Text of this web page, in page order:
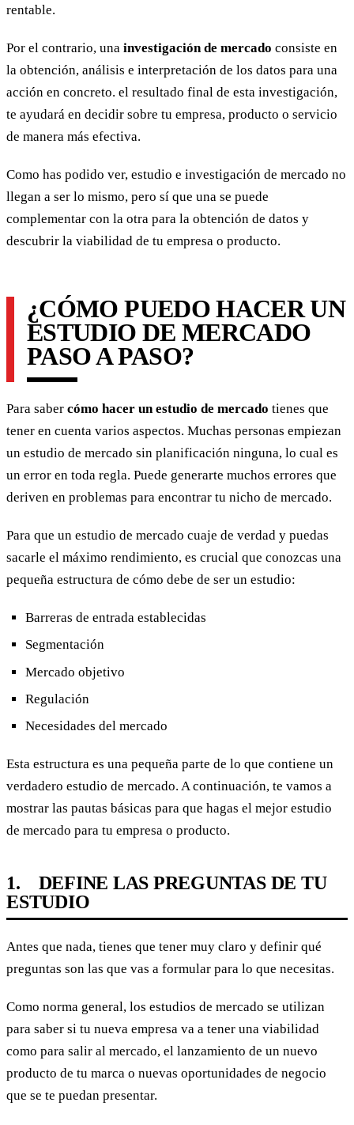
rentable.
Por el contrario, una investigación de mercado consiste en
la obtención, análisis e interpretación de los datos para una
acción en concreto. el resultado final de esta investigación,
te ayudará en decidir sobre tu empresa, producto o servicio
de manera más efectiva.
Como has podido ver, estudio e investigación de mercado no
llegan a ser lo mismo, pero sí que una se puede
complementar con la otra para la obtención de datos y
descubrir la viabilidad de tu empresa o producto.
¿CÓMO PUEDO HACER UN
ESTUDIO DE MERCADO
PASO A PASO?
Para saber cómo hacer un estudio de mercado tienes que
tener en cuenta varios aspectos. Muchas personas empiezan
un estudio de mercado sin planificación ninguna, lo cual es
un error en toda regla. Puede generarte muchos errores que
deriven en problemas para encontrar tu nicho de mercado.
Para que un estudio de mercado cuaje de verdad y puedas
sacarle el máximo rendimiento, es crucial que conozcas una
pequeña estructura de cómo debe de ser un estudio:
Barreras de entrada establecidas
Segmentación
Mercado objetivo
Regulación
Necesidades del mercado
Esta estructura es una pequeña parte de lo que contiene un
verdadero estudio de mercado. A continuación, te vamos a
mostrar las pautas básicas para que hagas el mejor estudio
de mercado para tu empresa o producto.
1. DEFINE LAS PREGUNTAS DE TU
ESTUDIO
Antes que nada, tienes que tener muy claro y definir qué
preguntas son las que vas a formular para lo que necesitas.
Como norma general, los estudios de mercado se utilizan
para saber si tu nueva empresa va a tener una viabilidad
como para salir al mercado, el lanzamiento de un nuevo
producto de tu marca o nuevas oportunidades de negocio
que se te puedan presentar.